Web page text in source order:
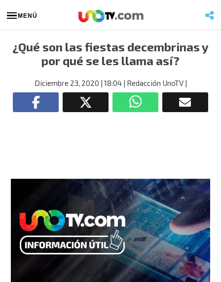
MENÚ
¿Qué son las fiestas decembrinas y
por qué se les llama así?
Diciembre 23, 2020 | 18:04| Redacción UnoTV|